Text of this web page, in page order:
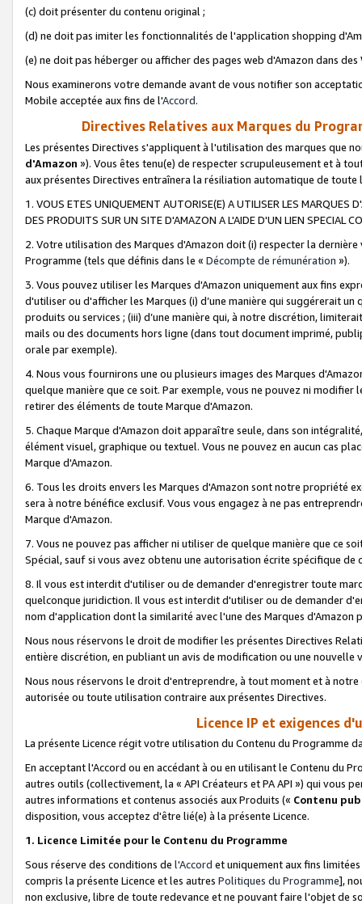
(c) doit présenter du contenu original ;
(d) ne doit pas imiter les fonctionnalités de l'application shopping
(e) ne doit pas héberger ou afficher des pages web d'Amazon dans
Nous examinerons votre demande avant de vous notifier son
Mobile acceptée aux fins de l'Accord.
Directives Relatives aux Marques du
Les présentes Directives s'appliquent à l'utilisation des marques que
d'Amazon »). Vous êtes tenu(e) de respecter scrupuleusement et à
aux présentes Directives entraînera la résiliation automatique de
1. VOUS ETES UNIQUEMENT AUTORISE(E) A UTILISER LES MARQUES
DES PRODUITS SUR UN SITE D'AMAZON A L'AIDE D'UN LIEN SPECIAL
2. Votre utilisation des Marques d'Amazon doit (i) respecter la
Programme (tels que définis dans le « Décompte de rémunération »).
3. Vous pouvez utiliser les Marques d'Amazon uniquement aux fins
d'utiliser ou d'afficher les Marques (i) d’une manière qui suggérerait
produits ou services ; (iii) d’une manière qui, à notre discrétion,
mails ou des documents hors ligne (dans tout document imprimé,
orale par exemple).
4. Nous vous fournirons une ou plusieurs images des Marques
quelque manière que ce soit. Par exemple, vous ne pouvez ni
retirer des éléments de toute Marque d'Amazon.
5. Chaque Marque d'Amazon doit apparaître seule, dans son
élément visuel, graphique ou textuel. Vous ne pouvez en aucun cas
Marque d'Amazon.
6. Tous les droits envers les Marques d'Amazon sont notre propriété
sera à notre bénéfice exclusif. Vous vous engagez à ne pas
Marque d'Amazon.
7. Vous ne pouvez pas afficher ni utiliser de quelque manière que ce
Spécial, sauf si vous avez obtenu une autorisation écrite spécifique de
8. Il vous est interdit d'utiliser ou de demander d'enregistrer toute
quelconque juridiction. Il vous est interdit d'utiliser ou de demander
nom d'application dont la similarité avec l'une des Marques
Nous nous réservons le droit de modifier les présentes Directives
entière discrétion, en publiant un avis de modification ou une nouvelle
Nous nous réservons le droit d'entreprendre, à tout moment et à
autorisée ou toute utilisation contraire aux présentes Directives.
Licence IP et exigences
La présente Licence régit votre utilisation du Contenu du Programme
En acceptant l'Accord ou en accédant à ou en utilisant le Contenu du
autres outils (collectivement, la « API Créateurs et PA API ») qui vous
autres informations et contenus associés aux Produits (« Contenu
disposition, vous acceptez d'être lié(e) à la présente Licence.
1. Licence Limitée pour le Contenu du Programme
Sous réserve des conditions de l'Accord et uniquement aux fins
compris la présente Licence et les autres Politiques du Programme],
non exclusive, libre de toute redevance et ne pouvant faire l'objet de